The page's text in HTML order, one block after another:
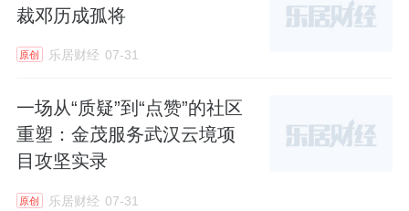
裁邓历成孤将
原创 乐居财经 07-31
一场从“质疑”到“点赞”的社区
重塑：金茂服务武汉云境项
目攻坚实录
原创 乐居财经 07-31